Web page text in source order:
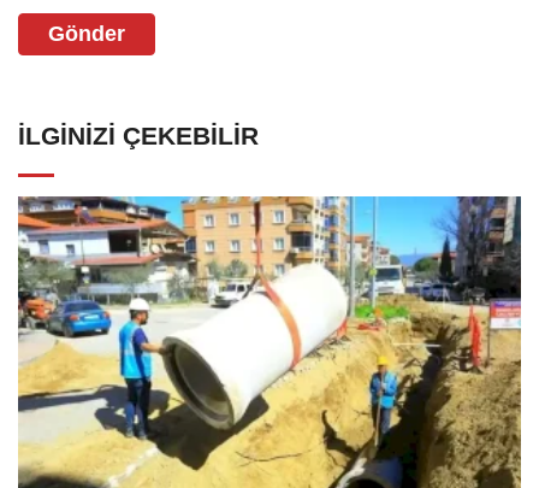
Gönder
İLGINIZI ÇEKEBILIR